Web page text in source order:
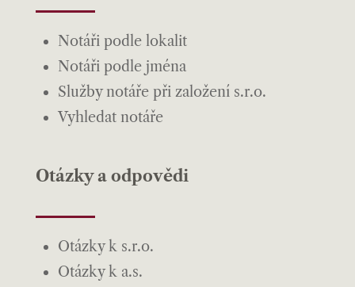
Notáři podle lokalit
Notáři podle jména
Služby notáře při založení s.r.o.
Vyhledat notáře
Otázky a odpovědi
Otázky k s.r.o.
Otázky k a.s.